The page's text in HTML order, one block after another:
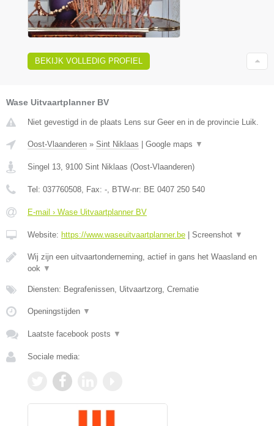
BEKIJK VOLLEDIG PROFIEL
Wase Uitvaartplanner BV
Niet gevestigd in de plaats Lens sur Geer en in de provincie Luik.
Oost-Vlaanderen » Sint Niklaas Google maps ▼
Singel 13 9100 Sint Niklaas (Oost-Vlaanderen)
Tel: 037760508 , Fax: - , BTW-nr: BE 0407 250 540
E-mail › Wase Uitvaartplanner BV
Website: https://www.waseuitvaartplanner.be Screenshot ▼
Wij zijn een uitvaartonderneming, actief in gans het Waasland en
ook ▼
Diensten: Begrafenissen, Uitvaartzorg, Crematie
Openingstijden ▼
Laatste facebook posts ▼
Sociale media: